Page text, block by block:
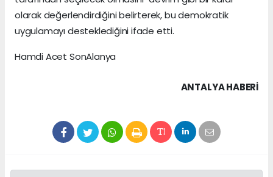
olarak değerlendirdiğini belirterek, bu demokratik
uygulamayı desteklediğini ifade etti.
Hamdi Acet SonAlanya
ANTALYA HABERİ